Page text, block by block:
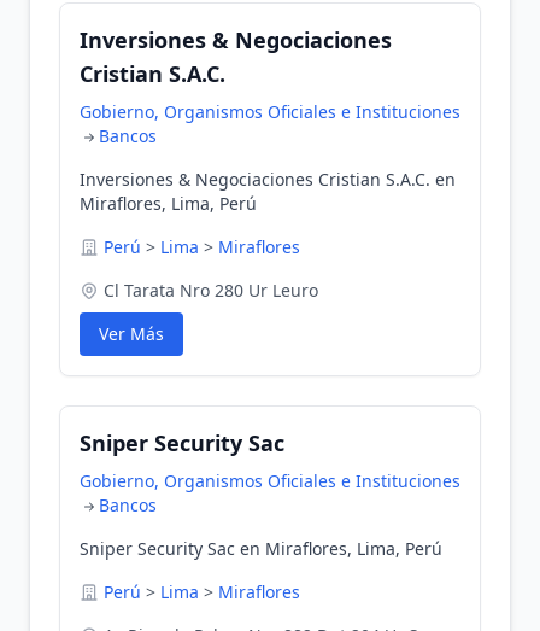
Inversiones & Negociaciones
Cristian S.A.C.
Gobierno, Organismos Oficiales e Instituciones
Bancos
Inversiones & Negociaciones Cristian S.A.C. en
Miraflores, Lima, Perú
Perú > Lima > Miraflores
Cl Tarata Nro 280 Ur Leuro
Ver Más
Sniper Security Sac
Gobierno, Organismos Oficiales e Instituciones
Bancos
Sniper Security Sac en Miraflores, Lima, Perú
Perú > Lima > Miraflores